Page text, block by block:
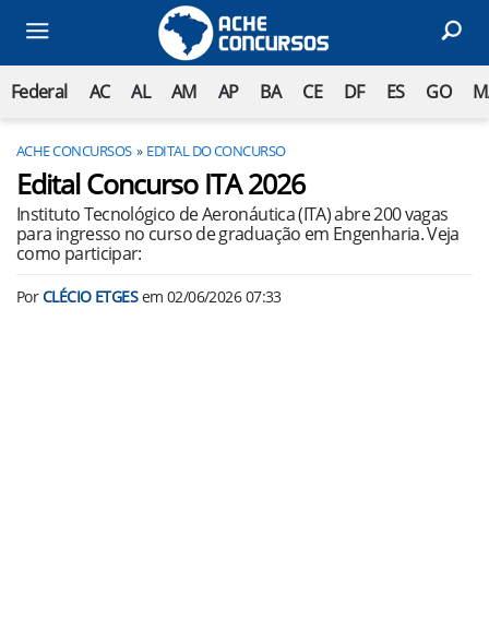
Federal AC AL AM AP BA CE DF ES GO
ACHE CONCURSOS EDITAL DO CONCURSO
Edital Concurso ITA 2026
Instituto Tecnológico de Aeronáutica (ITA) abre 200 vagas
para ingresso no curso de graduação em Engenharia. Veja
como participar:
PorCLÉCIO ETGESem 02/06/2026 07:33